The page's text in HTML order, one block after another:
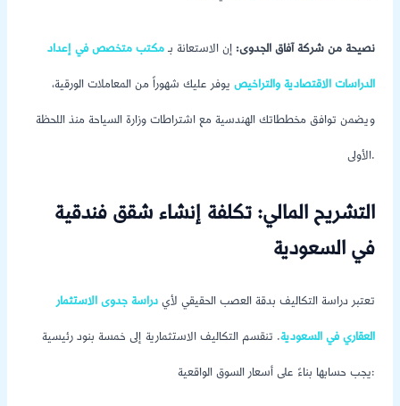
نصيحة من شركة آفاق الجدوى: إن الاستعانة بـ مكتب متخصص في إعداد
الدراسات الاقتصادية والتراخيصيوفر عليك شهوراً من المعاملات الورقية،
ويضمن توافق مخططاتك الهندسية مع اشتراطات وزارة السياحة منذ اللحظة
الأولى.
التشريح المالي: تكلفة إنشاء شقق فندقية
في السعودية
تعتبر دراسة التكاليف بدقة العصب الحقيقي لأي دراسة جدوى الاستثمار
العقاري في السعودية. تنقسم التكاليف الاستثمارية إلى خمسة بنود رئيسية
يجب حسابها بناءً على أسعار السوق الواقعية: